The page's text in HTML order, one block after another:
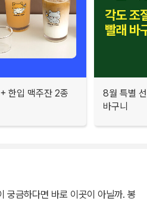
한입 맥주잔 2종
8월 특별
바구니
궁금하다면 바로 이곳이 아닐까. 봉